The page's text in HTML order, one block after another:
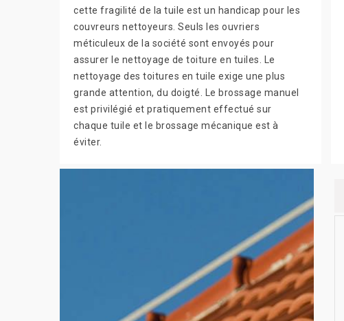
cette fragilité de la tuile est un handicap pour les
couvreurs nettoyeurs. Seuls les ouvriers
méticuleux de la société sont envoyés pour
assurer le nettoyage de toiture en tuiles. Le
nettoyage des toitures en tuile exige une plus
grande attention, du doigté. Le brossage manuel
est privilégié et pratiquement effectué sur
chaque tuile et le brossage mécanique est à
éviter.